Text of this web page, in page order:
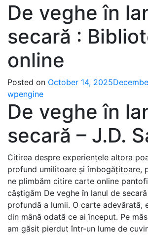
De veghe în
secară :
online
Posted on October 14, 2025
wpengine
De veghe în
secară – J.D.
Citirea despre experiențele altora
profund umilitoare și îmbogățitoare,
ne plimbăm citire carte online
câștigăm De veghe în lanul de
profundă a lumii. O carte adevărată,
din mână odată ce ai început. Pe
am găsit pierdut într-un lume de